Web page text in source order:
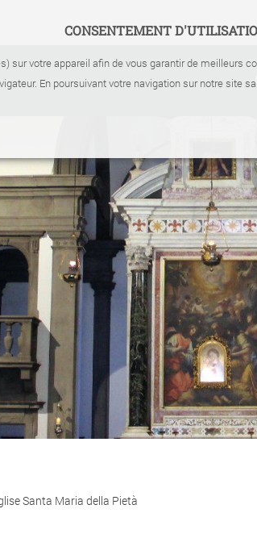
CONSENTEMENT
sur votre appareil afin de vous garantir de meilleurs
En poursuivant votre navigation sur notre site
Santa Maria della Pietà